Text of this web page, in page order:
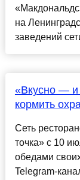
на
заведений
«Вкусно — и
кормить
Сеть
точка» с 10
обедами
Telegram-